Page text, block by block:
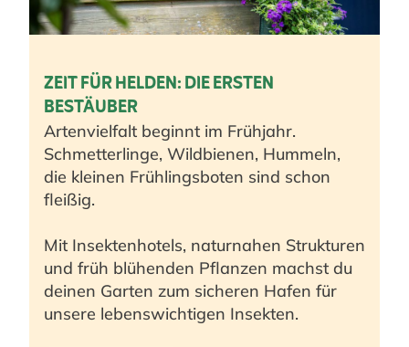
ZEIT FÜR HELDEN: DIE ERSTEN
BESTÄUBER
Artenvielfalt beginnt im Frühjahr.
Schmetterlinge, Wildbienen, Hummeln,
die kleinen Frühlingsboten sind schon
fleißig.
Mit Insektenhotels, naturnahen Strukturen
und früh blühenden Pflanzen machst du
deinen Garten zum sicheren Hafen für
unsere lebenswichtigen Insekten.